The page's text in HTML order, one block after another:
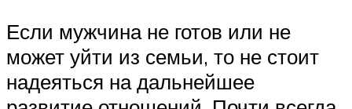
Если мужчина не готов или не
может уйти из семьи, то не стоит
надеяться на дальнейшее